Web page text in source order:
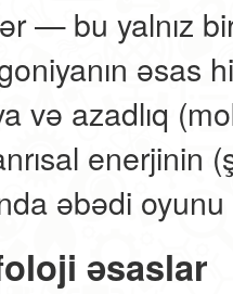
— bu yalnız
əsas
və azadlıq
enerjinin
əbədi
əsaslar